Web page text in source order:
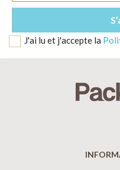
J'ai lu et j'accepte la